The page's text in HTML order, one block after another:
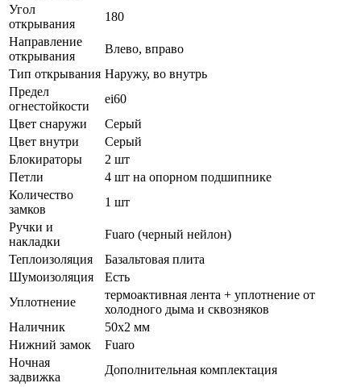
Угол
открывания
180
Направление
открывания
Влево, вправо
Тип открывания Наружу, во внутрь
Предел
огнестойкости
ei60
Цвет снаружи
Серый
Цвет внутри
Серый
Блокираторы
2 шт
Петли
4 шт на опорном подшипнике
Количество
замков
1 шт
Ручки и
накладки
Fuaro (черный нейлон)
Теплоизоляция
Базальтовая плита
Шумоизоляция
Есть
Уплотнение
термоактивная лента + уплотнение от
холодного дыма и сквозняков
Наличник
50х2 мм
Нижний замок
Fuaro
Ночная
задвижка
Дополнительная комплектация